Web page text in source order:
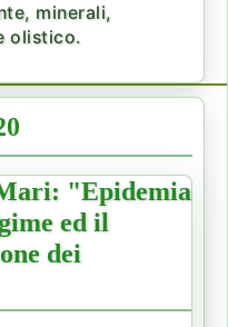
minerali,
olistico.
"Epidemia
ed il
dei